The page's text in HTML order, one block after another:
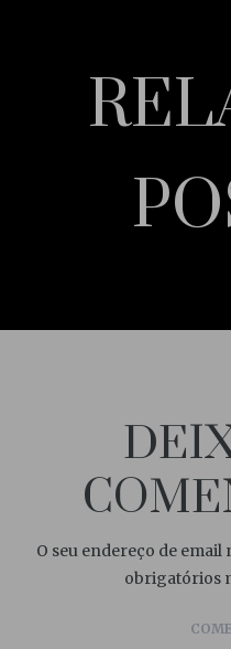
O seu endereço de email
obrigatórios